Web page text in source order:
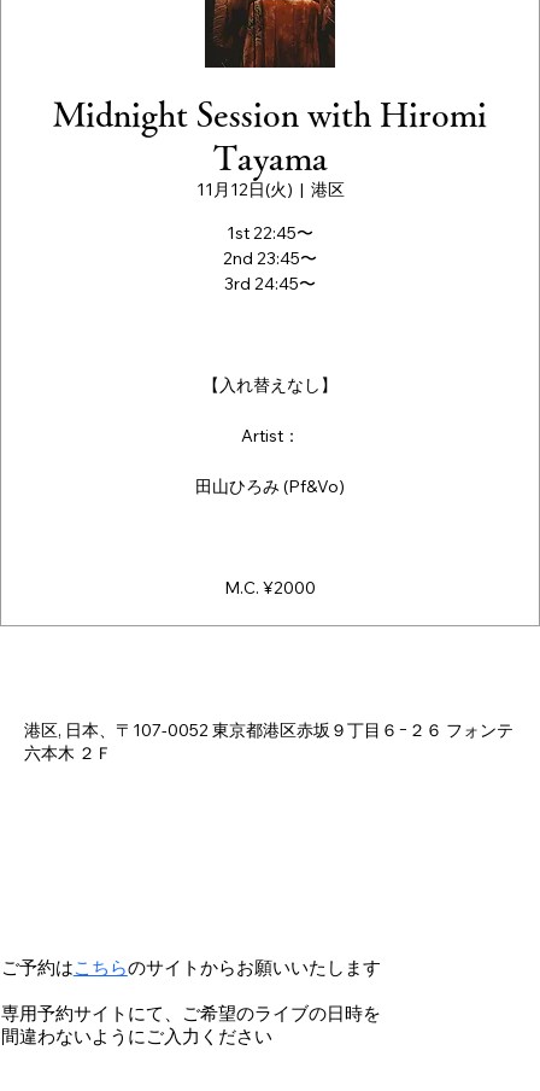
ご予約はこちらのサイトからお願いいたします
専用予約サイトにて、ご希望のライブの日時を
間違わないようにご入力ください
Midnight Session with Hiromi
Tayama
11月12日(火)
  |
港区
1st 22:45〜
2nd 23:45〜
3rd 24:45〜
【入れ替えなし】
Artist：
田山ひろみ (Pf&Vo)
M.C. ¥2000
港区, 日本、〒107-0052 東京都港区赤坂９丁目６−２６ フォンテ
六本木 ２Ｆ